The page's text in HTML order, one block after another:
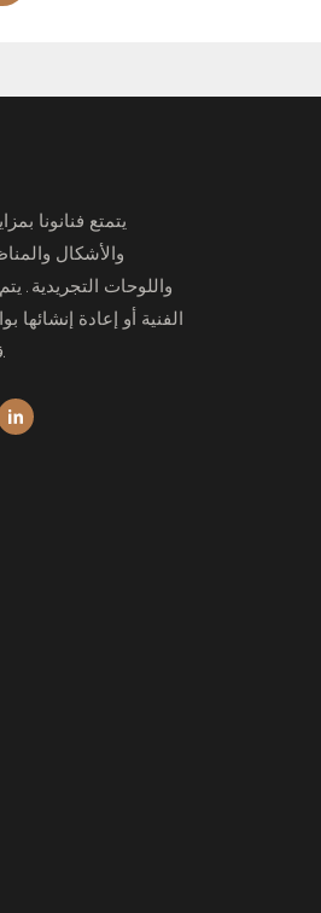
يتمتع فنانونا
والأشكال
واللوحات التجريدية.
الفنية أو إعادة
قضايا حقوق التأليف والنشر.